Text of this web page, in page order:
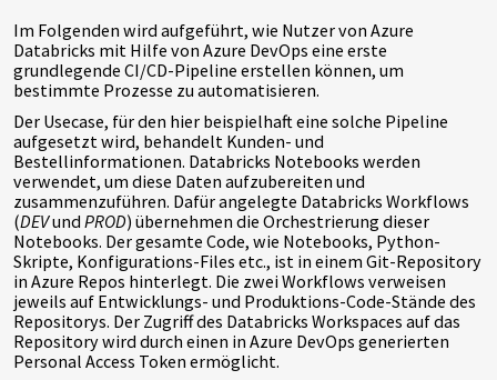
Im Folgenden wird aufgeführt, wie Nutzer von Azure
Databricks mit Hilfe von Azure DevOps eine erste
grundlegende CI/CD-Pipeline erstellen können, um
bestimmte Prozesse zu automatisieren.
Der Usecase, für den hier beispielhaft eine solche Pipeline
aufgesetzt wird, behandelt Kunden- und
Bestellinformationen. Databricks Notebooks werden
verwendet, um diese Daten aufzubereiten und
zusammenzuführen. Dafür angelegte Databricks Workflows
(DEVund PROD) übernehmen die Orchestrierung dieser
Notebooks. Der gesamte Code, wie Notebooks, Python-
Skripte, Konfigurations-Files etc., ist in einem Git-Repository
in Azure Repos hinterlegt. Die zwei Workflows verweisen
jeweils auf Entwicklungs- und Produktions-Code-Stände des
Repositorys. Der Zugriff des Databricks Workspaces auf das
Repository wird durch einen in Azure DevOps generierten
Personal Access Token ermöglicht.